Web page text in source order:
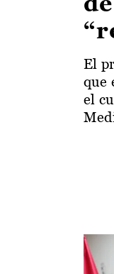
El
que
el